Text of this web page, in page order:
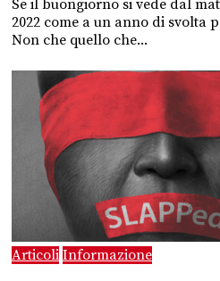
Se il buongiorno si vede dal
2022 come a un anno di svolta
Non che quello che...
Articoli Informazione